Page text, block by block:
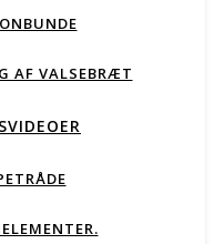
AF VALSEBRÆT